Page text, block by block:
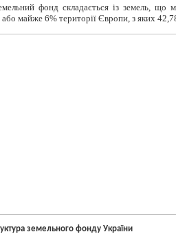
фонд складається із земель, що
майже 6% території Європи, з яких
земельного фонду України